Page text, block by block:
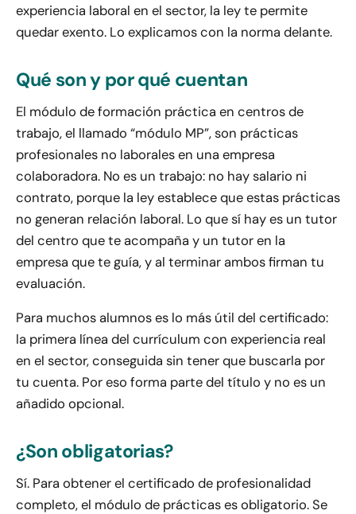
experiencia laboral en el sector, la ley te permite
quedar exento. Lo explicamos con la norma delante.
Qué son y por qué cuentan
El módulo de formación práctica en centros de
trabajo, el llamado “módulo MP”, son prácticas
profesionales no laborales en una empresa
colaboradora. No es un trabajo: no hay salario ni
contrato, porque la ley establece que estas prácticas
no generan relación laboral. Lo que sí hay es un tutor
del centro que te acompaña y un tutor en la
empresa que te guía, y al terminar ambos firman tu
evaluación.
Para muchos alumnos es lo más útil del certificado:
la primera línea del currículum con experiencia real
en el sector, conseguida sin tener que buscarla por
tu cuenta. Por eso forma parte del título y no es un
añadido opcional.
¿Son obligatorias?
Sí. Para obtener el certificado de profesionalidad
completo, el módulo de prácticas es obligatorio. Se